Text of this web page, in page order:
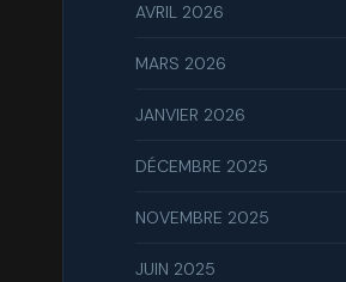
AVRIL 2026
MARS 2026
JANVIER 2026
DÉCEMBRE 2025
NOVEMBRE 2025
JUIN 2025